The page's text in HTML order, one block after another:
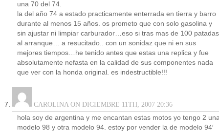
una 70 del 74.
la del año 74 a estado practicamente enterrada en tierra y barro
durante al menos 15 años. os prometo que con solo gasolina y
sin ajustar ni limpiar carburador…eso si tras mas de 100 patadas
al arranque… a resucitado.. con un sonidaz que ni en sus
mejores tiempos…he tenido antes que estas una replica y fue
absolutamente nefasta en la calidad de sus componentes nada
que ver con la honda original. es indestructible!!!
CAROLINA ON DICIEMBRE 11TH, 2007 20:36
hola soy de argentina y me encantan estas motos yo tengo 2
modelo 98 y otra modelo 94. estoy por vender la de modelo 94′